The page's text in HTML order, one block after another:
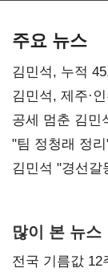
주요 뉴스
김민석, 누적
0.86%p(2보)
김민석, 제주·
공세 멈춘 김
"팀 정청래 정
다툼 격화
김민석 "경선
많이 본 뉴스
전국 기름값